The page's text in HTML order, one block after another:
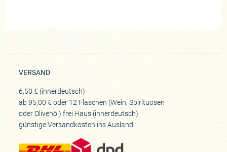
VERSAND
6,50 € (innerdeutsch)
ab 95,00 € oder 12 Flaschen (Wein, Spirituosen
oder Olivenöl) frei Haus (innerdeutsch)
günstige Versandkosten ins Ausland